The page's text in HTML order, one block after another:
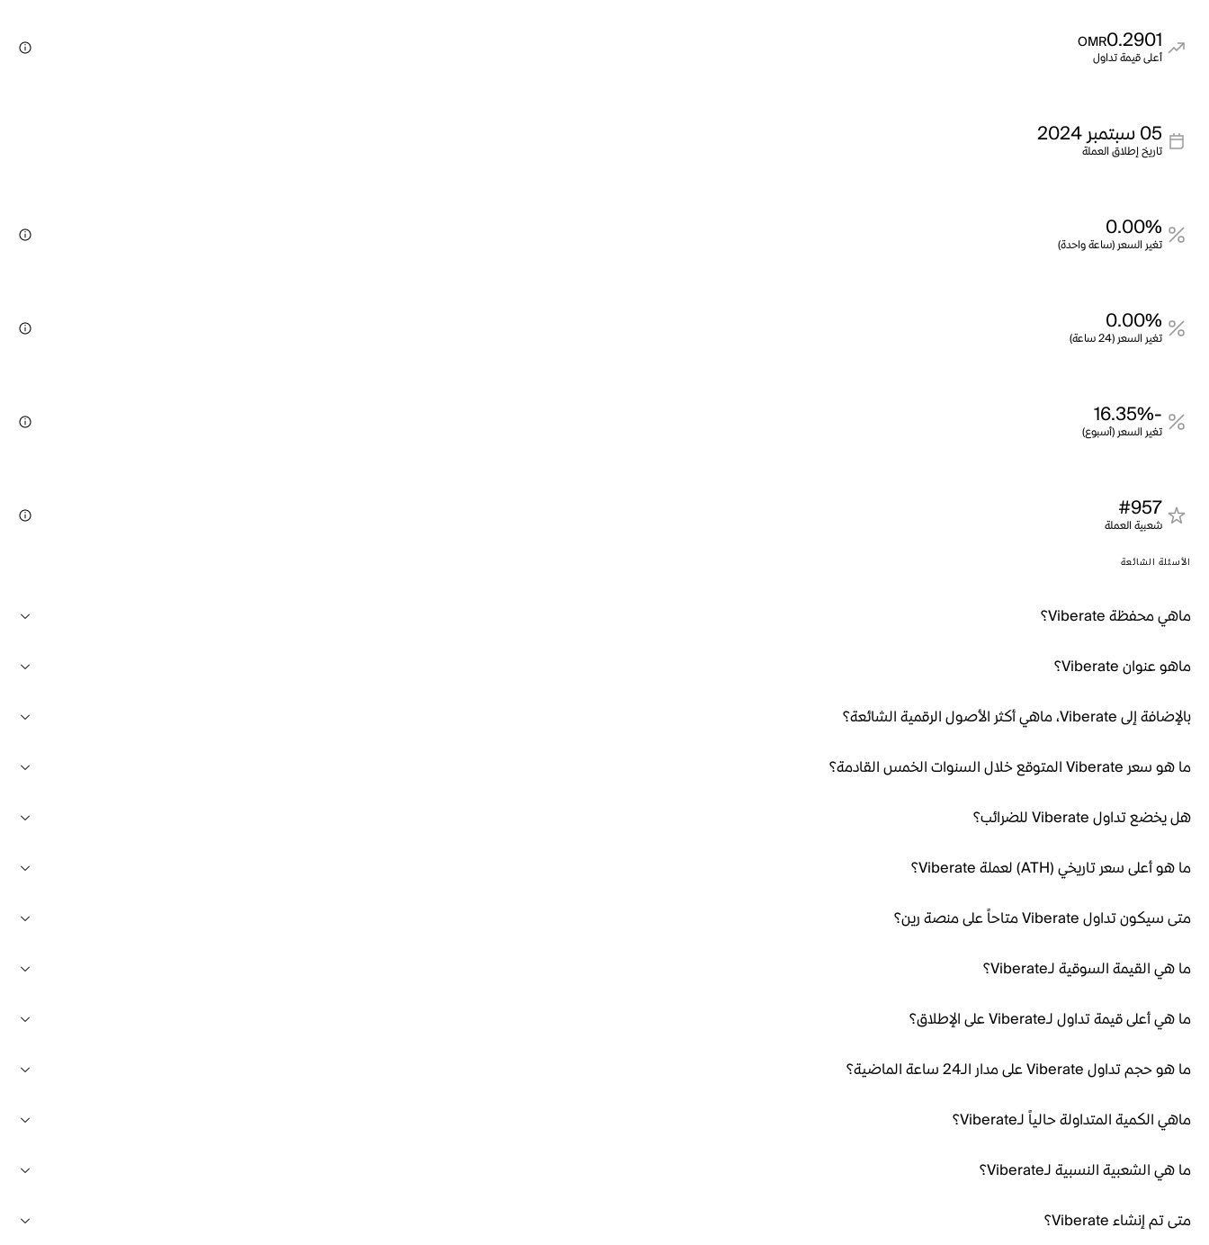
0.2901
OMR
أعلى قيمة تداول
05 سبتمبر 2024
تاريخ إطلاق العملة
0.00%
تغير السعر (ساعة واحدة)
0.00%
تغير السعر (24 ساعة)
-16.35%
تغير السعر (أسبوع)
#957
شعبية العملة
الأسئلة الشائعة
ماهي محفظة Viberate؟
ماهو عنوان Viberate؟
بالإضافة إلى Viberate، ماهي أكثر الأصول الرقمية الشائعة؟
ما هو سعر Viberate المتوقع خلال السنوات الخمس القادمة؟
هل يخضع تداول Viberate للضرائب؟
ما هو أعلى سعر تاريخي (ATH) لعملة Viberate؟
متى سيكون تداول Viberate متاحاً على منصة رين؟
ما هي القيمة السوقية لـViberate؟
ما هي أعلى قيمة تداول لـViberate على الإطلاق؟
ما هو حجم تداول Viberate على مدار الـ24 ساعة الماضية؟
ماهي الكمية المتداولة حالياً لـViberate؟
ما هي الشعبية النسبية لـViberate؟
متى تم إنشاء Viberate؟